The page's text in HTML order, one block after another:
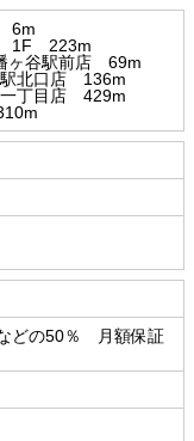
6m
1F 223m
ヶ谷駅前店 69m
駅北口店 136m
一丁目店 429m
どの50％ 月額保証